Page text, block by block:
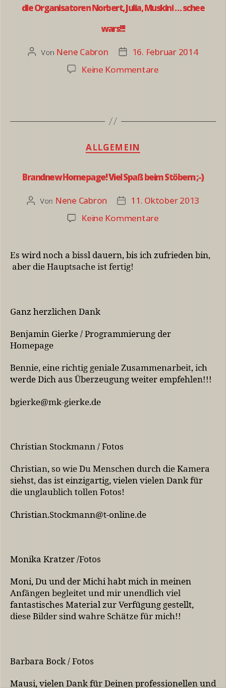
die Organisatoren Norbert, Julia, Muskini … schee
wars!!!
VonNene Cabron
16. Februar 2014
Keine Kommentare
ALLGEMEIN
Brandnew Homepage! Viel Spaß beim Stöbern ;-)
VonNene Cabron
11. Oktober 2013
Keine Kommentare
Es wird noch a bissl dauern, bis ich zufrieden bin,
aber die Hauptsache ist fertig!
Ganz herzlichen Dank
Benjamin Gierke / Programmierung der
Homepage
Bennie, eine richtig geniale Zusammenarbeit, ich
werde Dich aus Überzeugung weiter empfehlen!!!
bgierke@mk-gierke.de
Christian Stockmann / Fotos
Christian, so wie Du Menschen durch die Kamera
siehst, das ist einzigartig, vielen vielen Dank für
die unglaublich tollen Fotos!
Christian.Stockmann@t-online.de
Monika Kratzer /Fotos
Moni, Du und der Michi habt mich in meinen
Anfängen begleitet und mir unendlich viel
fantastisches Material zur Verfügung gestellt,
diese Bilder sind wahre Schätze für mich!!
Barbara Bock / Fotos
Mausi, vielen Dank für Deinen professionellen und